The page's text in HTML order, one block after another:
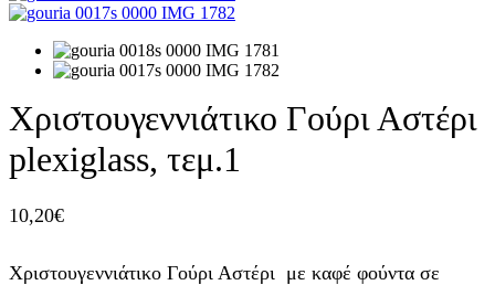
Χριστουγεννιάτικο Γούρι Αστέρι
plexiglass, τεμ.1
10,20€
Χριστουγεννιάτικο Γούρι Αστέρι με καφέ φούντα σε